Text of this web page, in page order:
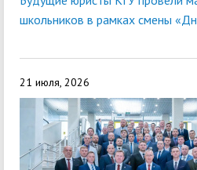
школьников в рамках смены
21 июля, 2026